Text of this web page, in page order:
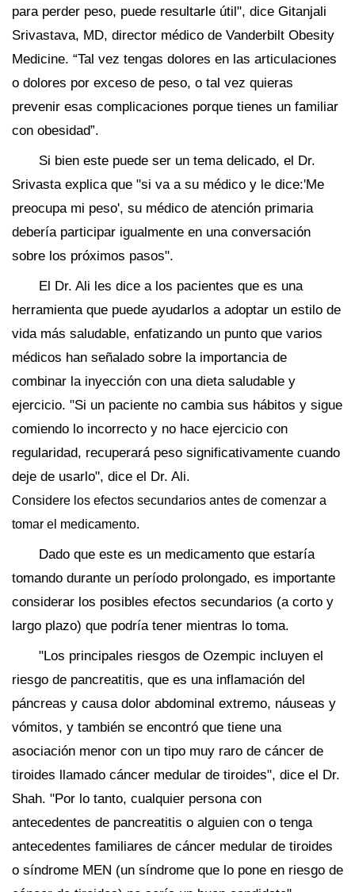
para perder peso, puede resultarle útil", dice Gitanjali
Srivastava, MD, director médico de Vanderbilt Obesity
Medicine. “Tal vez tengas dolores en las articulaciones
o dolores por exceso de peso, o tal vez quieras
prevenir esas complicaciones porque tienes un familiar
con obesidad”.
Si bien este puede ser un tema delicado, el Dr.
Srivasta explica que "si va a su médico y le dice:'Me
preocupa mi peso', su médico de atención primaria
debería participar igualmente en una conversación
sobre los próximos pasos".
El Dr. Ali les dice a los pacientes que es una
herramienta que puede ayudarlos a adoptar un estilo de
vida más saludable, enfatizando un punto que varios
médicos han señalado sobre la importancia de
combinar la inyección con una dieta saludable y
ejercicio. "Si un paciente no cambia sus hábitos y sigue
comiendo lo incorrecto y no hace ejercicio con
regularidad, recuperará peso significativamente cuando
deje de usarlo", dice el Dr. Ali.
Considere los efectos secundarios antes de comenzar a
tomar el medicamento.
Dado que este es un medicamento que estaría
tomando durante un período prolongado, es importante
considerar los posibles efectos secundarios (a corto y
largo plazo) que podría tener mientras lo toma.
"Los principales riesgos de Ozempic incluyen el
riesgo de pancreatitis, que es una inflamación del
páncreas y causa dolor abdominal extremo, náuseas y
vómitos, y también se encontró que tiene una
asociación menor con un tipo muy raro de cáncer de
tiroides llamado cáncer medular de tiroides", dice el Dr.
Shah. "Por lo tanto, cualquier persona con
antecedentes de pancreatitis o alguien con o tenga
antecedentes familiares de cáncer medular de tiroides
o síndrome MEN (un síndrome que lo pone en riesgo de